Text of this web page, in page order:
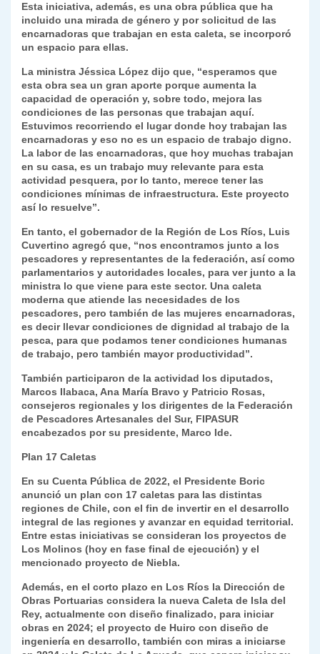
Esta iniciativa, además, es una obra pública que ha
incluido una mirada de género y por solicitud de las
encarnadoras que trabajan en esta caleta, se incorporó
un espacio para ellas.
La ministra Jéssica López dijo que, “esperamos que
esta obra sea un gran aporte porque aumenta la
capacidad de operación y, sobre todo, mejora las
condiciones de las personas que trabajan aquí.
Estuvimos recorriendo el lugar donde hoy trabajan las
encarnadoras y eso no es un espacio de trabajo digno.
La labor de las encarnadoras, que hoy muchas trabajan
en su casa, es un trabajo muy relevante para esta
actividad pesquera, por lo tanto, merece tener las
condiciones mínimas de infraestructura. Este proyecto
así lo resuelve”.
En tanto, el gobernador de la Región de Los Ríos, Luis
Cuvertino agregó que, “nos encontramos junto a los
pescadores y representantes de la federación, así como
parlamentarios y autoridades locales, para ver junto a la
ministra lo que viene para este sector. Una caleta
moderna que atiende las necesidades de los
pescadores, pero también de las mujeres encarnadoras,
es decir llevar condiciones de dignidad al trabajo de la
pesca, para que podamos tener condiciones humanas
de trabajo, pero también mayor productividad”.
También participaron de la actividad los diputados,
Marcos Ilabaca, Ana María Bravo y Patricio Rosas,
consejeros regionales y los dirigentes de la Federación
de Pescadores Artesanales del Sur, FIPASUR
encabezados por su presidente, Marco Ide.
Plan 17 Caletas
En su Cuenta Pública de 2022, el Presidente Boric
anunció un plan con 17 caletas para las distintas
regiones de Chile, con el fin de invertir en el desarrollo
integral de las regiones y avanzar en equidad territorial.
Entre estas iniciativas se consideran los proyectos de
Los Molinos (hoy en fase final de ejecución) y el
mencionado proyecto de Niebla.
Además, en el corto plazo en Los Ríos la Dirección de
Obras Portuarias considera la nueva Caleta de Isla del
Rey, actualmente con diseño finalizado, para iniciar
obras en 2024; el proyecto de Huiro con diseño de
ingeniería en desarrollo, también con miras a iniciarse